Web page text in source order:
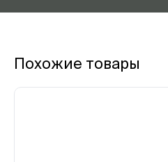
Похожие товары